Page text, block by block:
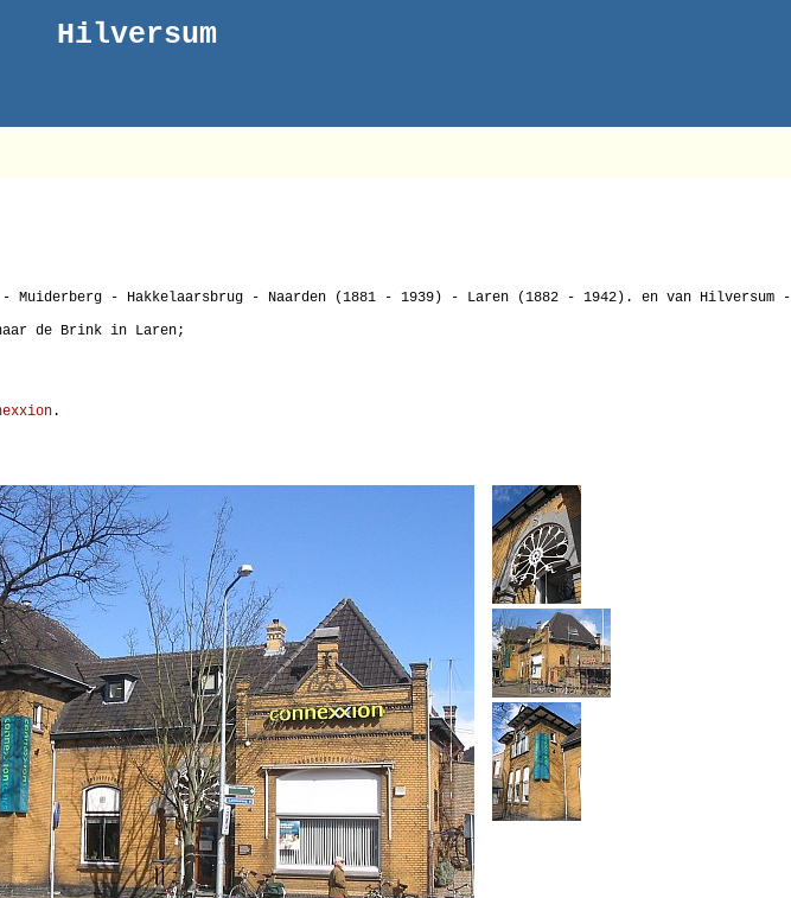
Hilversum
- Muiderberg - Hakkelaarsbrug - Naarden (1881 - 1939) - Laren (1882 - 1942). en van Hilversum -
de Brink in Laren;
.